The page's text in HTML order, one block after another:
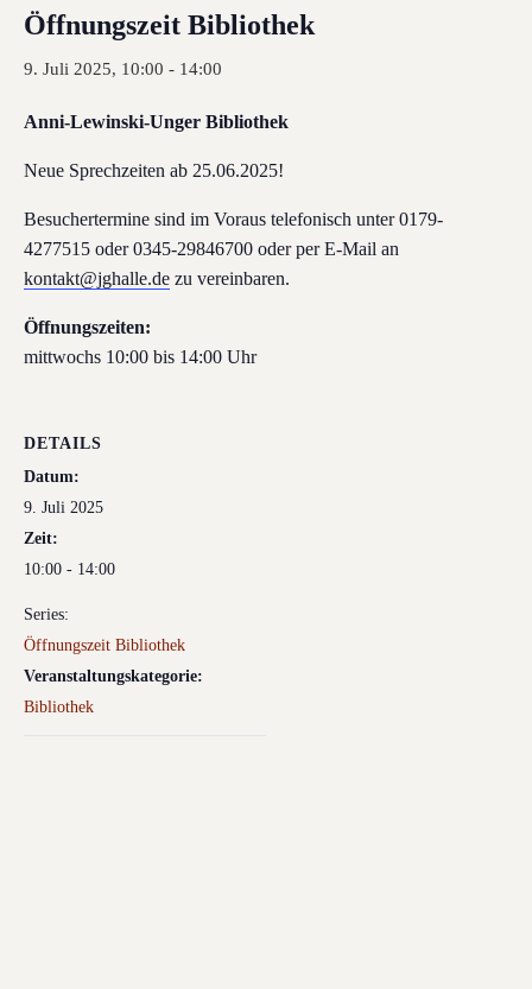
Öffnungszeit Bibliothek
9. Juli 2025, 10:00 - 14:00
Anni-Lewinski-Unger Bibliothek
Neue Sprechzeiten ab 25.06.2025!
Besuchertermine sind im Voraus telefonisch unter 0179-
4277515 oder 0345-29846700 oder per E-Mail an
kontakt@jghalle.de zu vereinbaren.
Öffnungszeiten:
mittwochs 10:00 bis 14:00 Uhr
DETAILS
Datum:
9. Juli 2025
Zeit:
10:00 - 14:00
Series:
Öffnungszeit Bibliothek
Veranstaltungskategorie:
Bibliothek